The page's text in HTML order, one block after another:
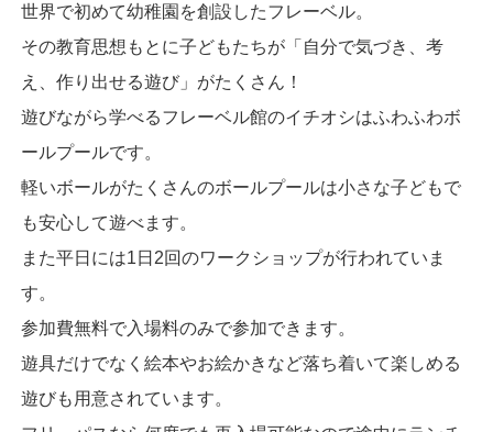
世界で初めて幼稚園を創設したフレーベル。
その教育思想もとに子どもたちが「自分で気づき、考
え、作り出せる遊び」がたくさん！
遊びながら学べるフレーベル館のイチオシはふわふわボ
ールプールです。
軽いボールがたくさんのボールプールは小さな子どもで
も安心して遊べます。
また平日には1日2回のワークショップが行われていま
す。
参加費無料で入場料のみで参加できます。
遊具だけでなく絵本やお絵かきなど落ち着いて楽しめる
遊びも用意されています。